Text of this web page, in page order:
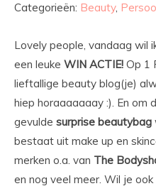
Categorieën: Beauty,
Lovely people, vandaag wil
een leuke WIN ACTIE! Op 1
lieftallige beauty blog(je)
hiep horaaaaaaay :). En om
gevulde surprise beautybag
bestaat uit make up en
merken o.a. van The
en nog veel meer. Wil je